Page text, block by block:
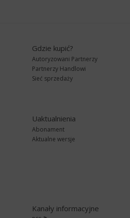
Gdzie kupić?
Autoryzowani Partnerzy
Partnerzy Handlowi
Sieć sprzedaży
Uaktualnienia
Abonament
Aktualne wersje
Kanały informacyjne